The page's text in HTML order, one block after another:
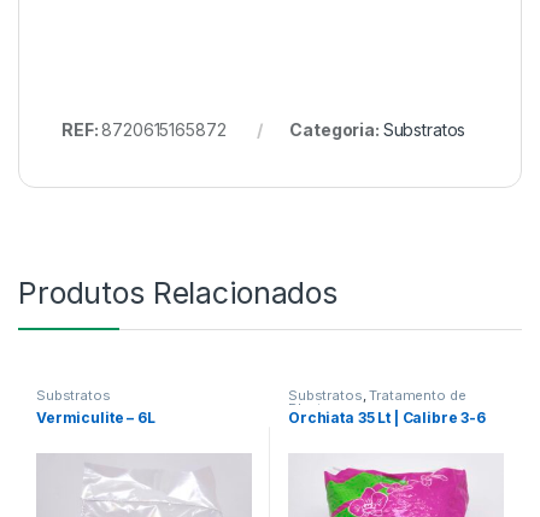
REF:8720615165872 Categoria: Substratos
Produtos Relacionados
Substratos
Vermiculite – 6L
Substratos,Tratamento de
Plantas
Orchiata 35 Lt | Calibre 3-6